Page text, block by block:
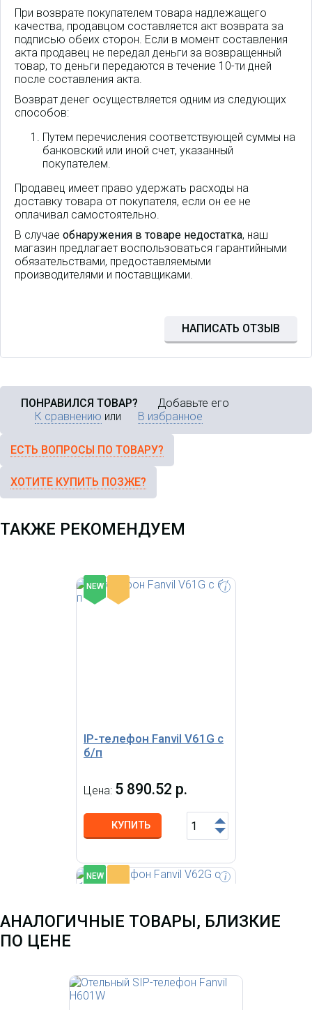
При возврате покупателем товара надлежащего
качества, продавцом составляется акт возврата за
подписью обеих сторон. Если в момент составления
акта продавец не передал деньги за возвращенный
товар, то деньги передаются в течение 10-ти дней
после составления акта.
Возврат денег осуществляется одним из следующих
способов:
Путем перечисления соответствующей суммы на
банковский или иной счет, указанный
покупателем.
Продавец имеет право удержать расходы на
доставку товара от покупателя, если он ее не
оплачивал самостоятельно.
В случае обнаружения в товаре недостатка, наш
магазин предлагает воспользоваться гарантийными
обязательствами, предоставляемыми
производителями и поставщиками.
НАПИСАТЬ ОТЗЫВ
ПОНРАВИЛСЯ ТОВАР? Добавьте его
К сравнению или В избранное
ЕСТЬ ВОПРОСЫ ПО ТОВАРУ?
ХОТИТЕ КУПИТЬ ПОЗЖЕ?
ТАКЖЕ РЕКОМЕНДУЕМ
NEW
IP-телефон Fanvil V61G с
б/п
Цена: 5 890.52 р.
КУПИТЬ
i
IP телефон Fanvil V61G, 4 SIP
линии, HD звук, 2 порта 1 Гбит/
сек, цветной экран 2.4"
(320x240), поддержка PoE,
NEW i
GRP2670, 12-линейный
профессионального уровня
сенсорный экран, 2 гигабитных
Ethernet порта, поддержка PoE,
БП в комплекте
АНАЛОГИЧНЫЕ ТОВАРЫ, БЛИЗКИЕ
ПО ЦЕНЕ